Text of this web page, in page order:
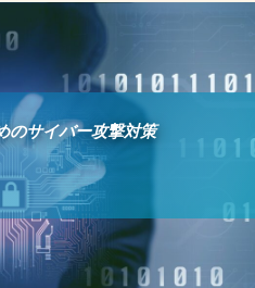
のサイバー攻撃対策